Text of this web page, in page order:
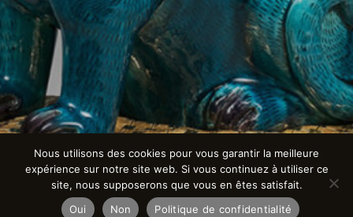
Nous utilisons des cookies pour vous garantir la meilleure
expérience sur notre site web. Si vous continuez à utiliser ce
site, nous supposerons que vous en êtes satisfait.
Oui
Non Politique de confidentialité